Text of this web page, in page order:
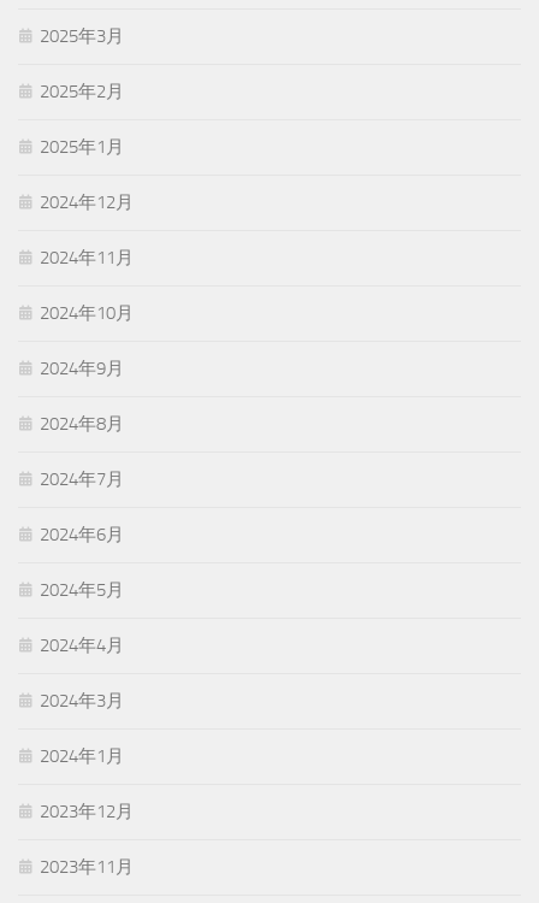
2025年3月
2025年2月
2025年1月
2024年12月
2024年11月
2024年10月
2024年9月
2024年8月
2024年7月
2024年6月
2024年5月
2024年4月
2024年3月
2024年1月
2023年12月
2023年11月